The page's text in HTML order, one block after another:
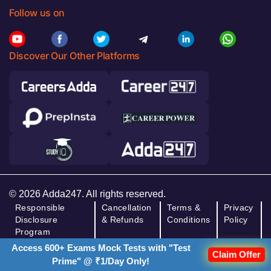
Follow us on
Discover Our Other Platforms
© 2026 Adda247. All rights reserved.
Responsible
Disclosure
Program
Cancellation
& Refunds
Terms &
Conditions
Privacy
Policy
Access 600+ Exams Mock Tests with "Test
Prime" @ ₹1/Day Only!
Claim Offer